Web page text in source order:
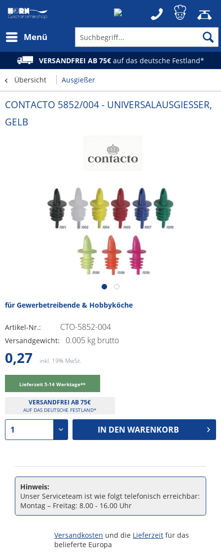
Menü
VERSANDFREI AB 75€ auf das deutsche Festland*
Übersicht Ausgießer
CONTACTO 5852/004 - UNIVERSALAUSGIESSER, G
ELB
für Gewerbetreibende & Hobbyköche
Artikel-Nr.: CTO-5852-004
Versandgewicht: 0.005 kg brutto
0,27 inkl. 19% MwSt.
VERSANDFREI AB 75€
AUF DAS DEUTSCHE FESTLAND*
Lieferzeit 5-14 Werktage**
IN DEN WARENKORB
Hinweis:
Unser Serviceteam ist wie folgt telefonisch erreichbar:
Montag – Freitag: 8.00 - 16.00 Uhr
Versandkosten und die Lieferzeit für das
belieferte Europa